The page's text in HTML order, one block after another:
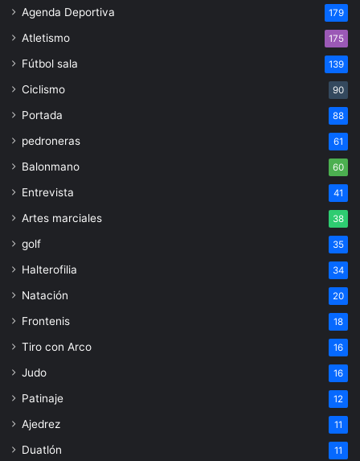
Agenda Deportiva 179
Atletismo 175
Fútbol sala 139
Ciclismo 90
Portada 88
pedroneras 61
Balonmano 60
Entrevista 41
Artes marciales 38
golf 35
Halterofilia 34
Natación 20
Frontenis 18
Tiro con Arco 16
Judo 16
Patinaje 12
Ajedrez 11
Duatlón 11